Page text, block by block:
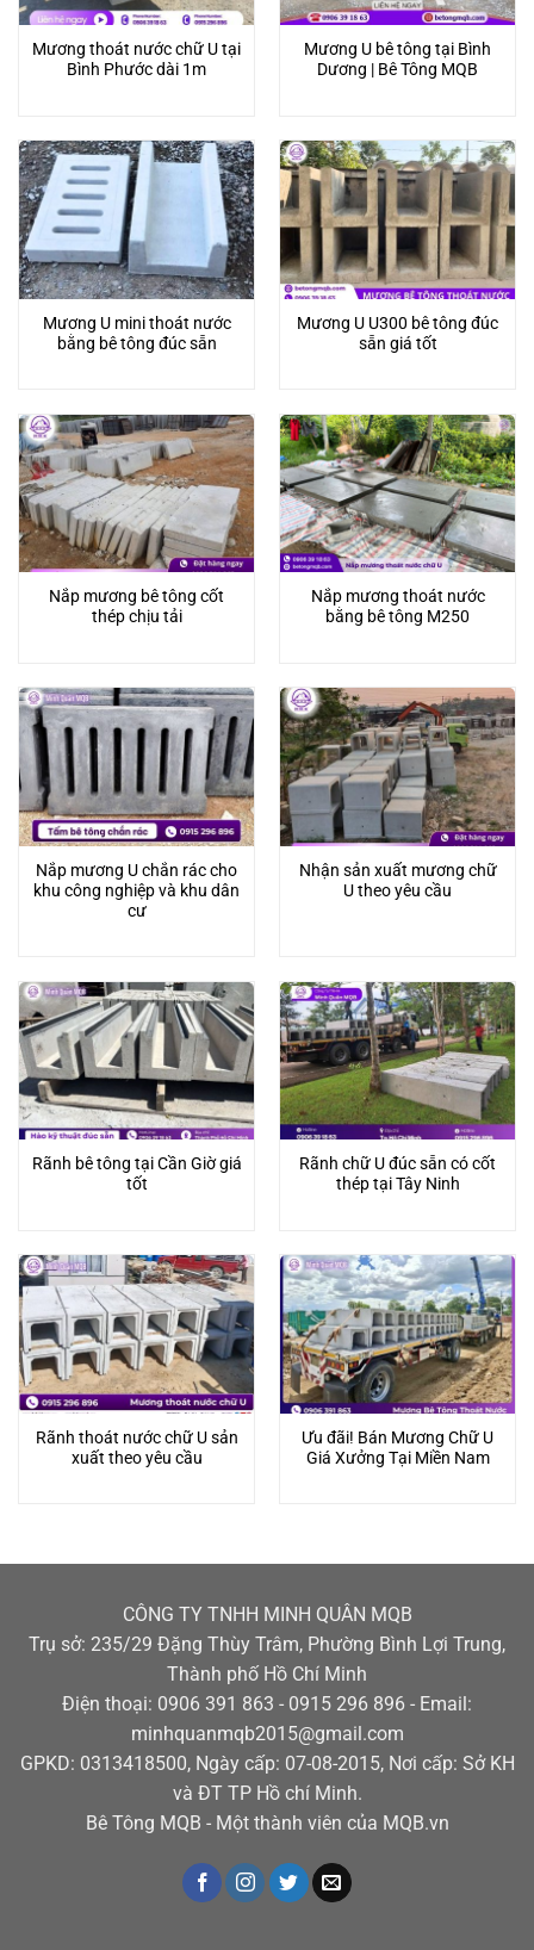
Mương thoát nước chữ U tại
Bình Phước dài 1m
Mương U bê tông tại Bình
Dương | Bê Tông MQB
Mương U mini thoát nước
bằng bê tông đúc sẵn
Mương U U300 bê tông đúc
sẵn giá tốt
Nắp mương bê tông cốt
thép chịu tải
Nắp mương thoát nước
bằng bê tông M250
Nắp mương U chắn rác cho
khu công nghiệp và khu dân
cư
Nhận sản xuất mương chữ
U theo yêu cầu
Rãnh bê tông tại Cần Giờ giá
tốt
Rãnh chữ U đúc sẵn có cốt
thép tại Tây Ninh
Rãnh thoát nước chữ U sản
xuất theo yêu cầu
Ưu đãi! Bán Mương Chữ U
Giá Xưởng Tại Miền Nam
CÔNG TY TNHH MINH QUÂN MQB
Trụ sở: 235/29 Đặng Thùy Trâm, Phường Bình Lợi Trung,
Thành phố Hồ Chí Minh
Điện thoại: 0906 391 863 - 0915 296 896 - Email:
minhquanmqb2015@gmail.com
GPKD: 0313418500, Ngày cấp: 07-08-2015, Nơi cấp: Sở KH
và ĐT TP Hồ chí Minh.
Bê Tông MQB - Một thành viên của MQB.vn